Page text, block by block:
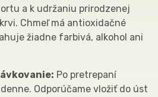
a k udržaniu prirodzenej
Chmeľ má antioxidačné
žiadne farbivá, alkohol ani
Po pretrepaní
Odporúčame vložiť do úst